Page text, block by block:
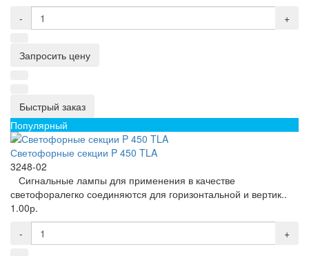
-
+
Запросить цену
Быстрый заказ
Популярный
Светофорные секции P 450 TLA
3248-02
Сигнальные лампы для применения в качестве
светофоралегко соединяются для горизонтальной и вертик..
1.00р.
-
+